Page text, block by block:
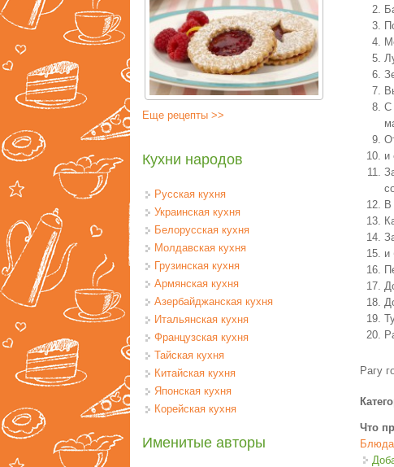
С
и
В
и
Рагу
Что
Блюда
Еще рецепты >>
Кухни народов
Русская кухня
Украинская кухня
Белорусская кухня
Молдавская кухня
Грузинская кухня
Армянская кухня
Азербайджанская кухня
Итальянская кухня
Французская кухня
Тайская кухня
Китайская кухня
Японская кухня
Корейская кухня
Именитые авторы